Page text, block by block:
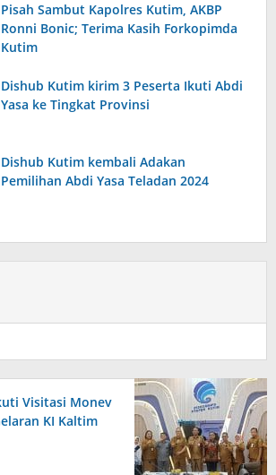
Pisah Sambut Kapolres Kutim, AKBP
Ronni Bonic; Terima Kasih Forkopimda
Kutim
Dishub Kutim kirim 3 Peserta Ikuti Abdi
Yasa ke Tingkat Provinsi
Dishub Kutim kembali Adakan
Pemilihan Abdi Yasa Teladan 2024
Visitasi Monev
KI Kaltim